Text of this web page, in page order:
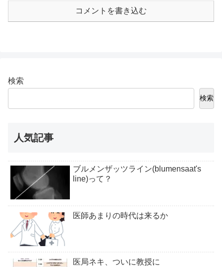
コメントを書き込む
検索
検索
人気記事
ブルメンザッツライン(blumensaat's
line)って？
医師あまりの時代は来るか
医局ネキ、ついに教授に